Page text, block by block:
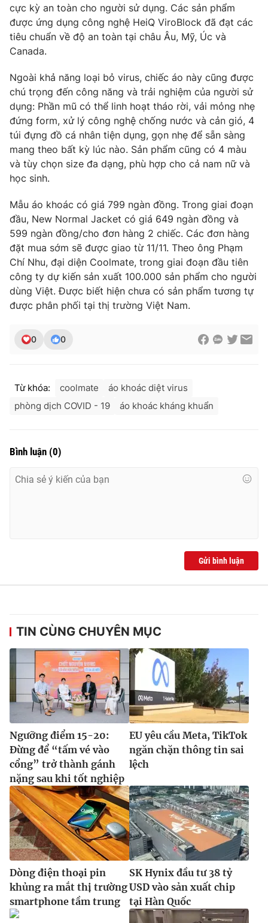
Ðiện thoại Thời báo VTV:024.66 897 897
Email: toasoan@vtv.vn
Liên hệ quảng cáo: 024-7300.7108
® Cấm sao chép dưới mọi hình thức nếu không có sự chấp
thuận bằng văn bản. Ghi rõ nguồn VTV.vn khi phát hành lại
thông tin từ website này.
cực kỳ an toàn cho người sử dụng. Các sản phẩm
được ứng dụng công nghệ HeiQ ViroBlock đã đạt các
tiêu chuẩn về độ an toàn tại châu Âu, Mỹ, Úc và
Canada.
Ngoài khả năng loại bỏ virus, chiếc áo này cũng được
chú trọng đến công năng và trải nghiệm của người sử
dụng: Phần mũ có thể linh hoạt tháo rời, vải mỏng nhẹ
đứng form, xử lý công nghệ chống nước và cản gió, 4
túi đựng đồ cá nhân tiện dụng, gọn nhẹ để sẵn sàng
mang theo bất kỳ lúc nào. Sản phẩm cũng có 4 màu
và tùy chọn size đa dạng, phù hợp cho cả nam nữ và
học sinh.
Mẫu áo khoác có giá 799 ngàn đồng. Trong giai đoạn
đầu, New Normal Jacket có giá 649 ngàn đồng và
599 ngàn đồng/cho đơn hàng 2 chiếc. Các đơn hàng
đặt mua sớm sẽ được giao từ 11/11. Theo ông Phạm
Chí Nhu, đại diện Coolmate, trong giai đoạn đầu tiên
công ty dự kiến sản xuất 100.000 sản phẩm cho người
dùng Việt. Được biết hiện chưa có sản phẩm tương tự
được phân phối tại thị trường Việt Nam.
0 0
Từ khóa: coolmate
áo khoác diệt virus
phòng dịch COVID - 19
áo khoác kháng khuẩn
Bình luận (0)
Gửi bình luận
TIN CÙNG CHUYÊN MỤC
Ngưỡng điểm 15-20:
Đừng để “tấm vé vào
cổng” trở thành gánh
nặng sau khi tốt nghiệp
EU yêu cầu Meta, TikTok
ngăn chặn thông tin sai
lệch
Dòng điện thoại pin
khủng ra mắt thị trường
smartphone tầm trung
SK Hynix đầu tư 38 tỷ
USD vào sản xuất chip
tại Hàn Quốc